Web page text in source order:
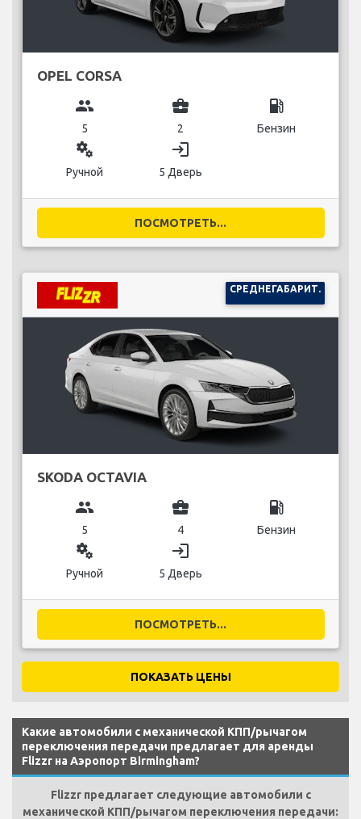
OPEL CORSA
group
5
business_center
2
local_gas_station
Бензин
miscellaneous_services
Ручной
login
5 Дверь
ПОСМОТРЕТЬ...
СРЕДНЕГАБАРИТ.
SKODA OCTAVIA
group
5
business_center
4
local_gas_station
Бензин
miscellaneous_services
Ручной
login
5 Дверь
ПОСМОТРЕТЬ...
ПОКАЗАТЬ ЦЕНЫ
Какие автомобили с механической КПП/рычагом
переключения передачи предлагает для аренды
Flizzr на Аэропорт Birmingham?
Flizzr предлагает следующие автомобили с
механической КПП/рычагом переключения передачи: